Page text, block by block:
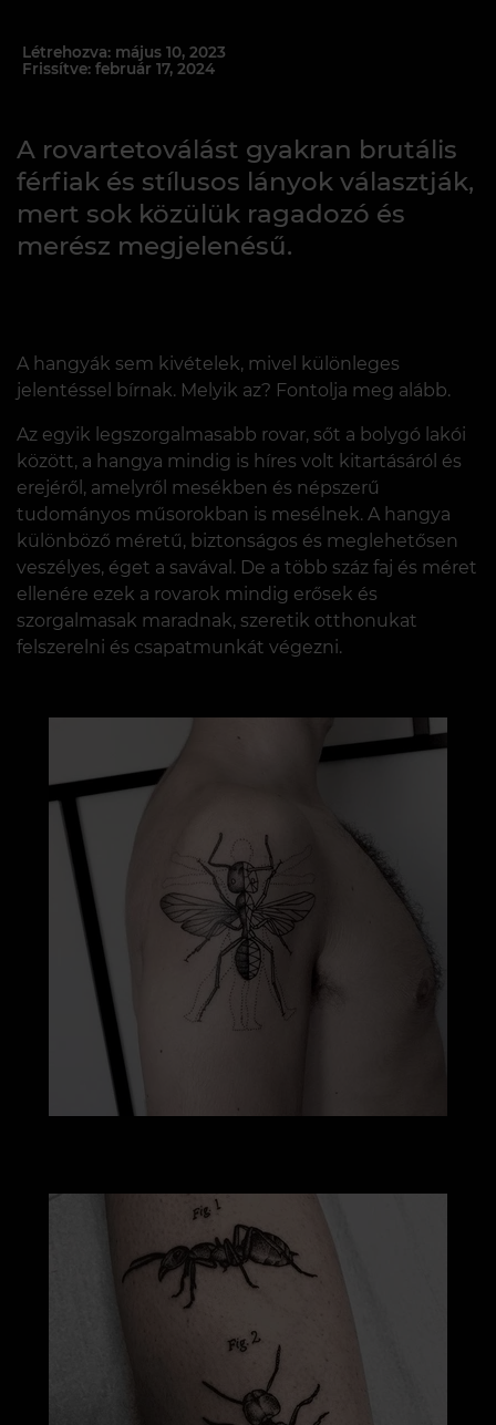
Létrehozva: május 10, 2023
Frissítve: február 17, 2024
A rovartetoválást gyakran brutális
férfiak és stílusos lányok választják,
mert sok közülük ragadozó és
merész megjelenésű.
A hangyák sem kivételek, mivel különleges
jelentéssel bírnak. Melyik az? Fontolja meg alább.
Az egyik legszorgalmasabb rovar, sőt a bolygó lakói
között, a hangya mindig is híres volt kitartásáról és
erejéről, amelyről mesékben és népszerű
tudományos műsorokban is mesélnek. A hangya
különböző méretű, biztonságos és meglehetősen
veszélyes, éget a savával. De a több száz faj és méret
ellenére ezek a rovarok mindig erősek és
szorgalmasak maradnak, szeretik otthonukat
felszerelni és csapatmunkát végezni.